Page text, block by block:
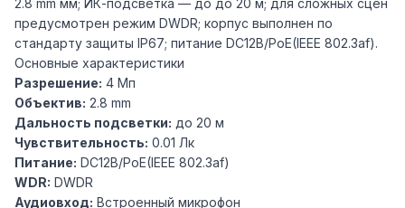
2.8 mm мм; ИК-подсветка — до до 20 м; для сложных сцен
предусмотрен режим DWDR; корпус выполнен по
стандарту защиты IP67; питание DC12В/PoE(IEEE 802.3af).
Основные характеристики
Разрешение: 4 Мп
Объектив: 2.8 mm
Дальность подсветки: до 20 м
Чувствительность: 0.01 Лк
Питание: DC12В/PoE(IEEE 802.3af)
WDR: DWDR
Аудиовход: Встроенный микрофон